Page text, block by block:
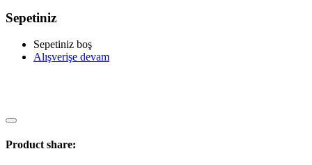
Sepetiniz
Sepetiniz boş
Alışverişe devam
Product share: